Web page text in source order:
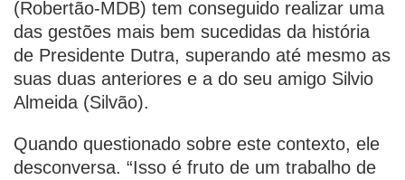
(Robertão-MDB) tem conseguido realizar uma
das gestões mais bem sucedidas da história
de Presidente Dutra, superando até mesmo as
suas duas anteriores e a do seu amigo Silvio
Almeida (Silvão).
Quando questionado sobre este contexto, ele
desconversa. “Isso é fruto de um trabalho de